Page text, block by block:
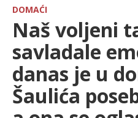
HRONIKA
FARMERI
TV
SPORT
DOMAĆI
Naš voljeni
savladale
danas je u
Šaulića